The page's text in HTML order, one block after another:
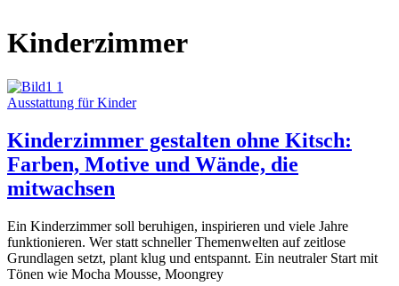
Kinderzimmer
Ausstattung für Kinder
Kinderzimmer gestalten ohne Kitsch:
Farben, Motive und Wände, die
mitwachsen
Ein Kinderzimmer soll beruhigen, inspirieren und viele Jahre
funktionieren. Wer statt schneller Themenwelten auf zeitlose
Grundlagen setzt, plant klug und entspannt. Ein neutraler Start mit
Tönen wie Mocha Mousse, Moongrey